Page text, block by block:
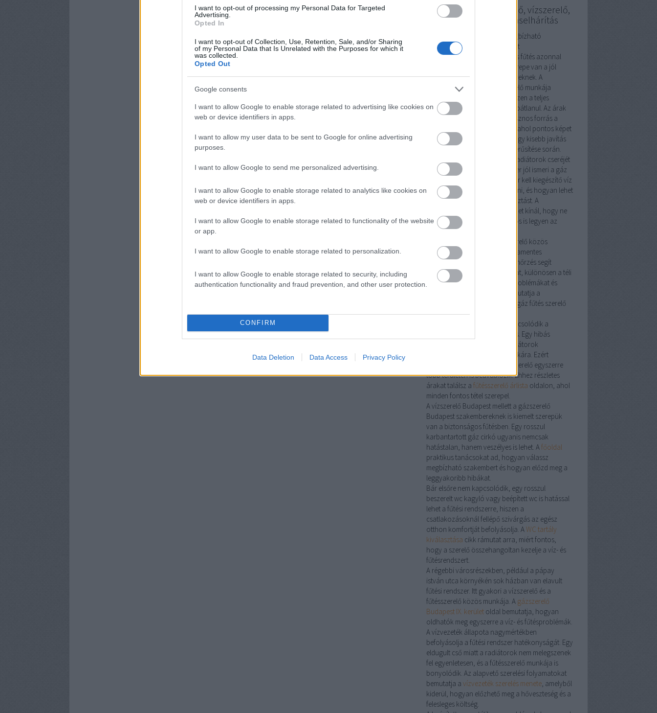
I want to opt-out of processing my Personal Data for Targeted
Advertising.
Opted In
I want to opt-out of Collection, Use, Retention, Sale, and/or Sharing
of my Personal Data that Is Unrelated with the Purposes for which it
was collected.
Opted Out
Google consents
I want to allow Google to enable storage related to advertising like cookies on
web or device identifiers in apps.
I want to allow my user data to be sent to Google for online advertising
purposes.
I want to allow Google to send me personalized advertising.
I want to allow Google to enable storage related to analytics like cookies on
web or device identifiers in apps.
I want to allow Google to enable storage related to functionality of the website
or app.
I want to allow Google to enable storage related to personalization.
I want to allow Google to enable storage related to security, including
authentication functionality and fraud prevention, and other user protection.
CONFIRM
Data Deletion Data Access Privacy Policy
Gázszerelő, fűtésszerelő, vízszerelő,
fogszabályozás, duguláselhárítás
Fűtésszerelés Budapesten: megbízható
szakemberek a meleg otthonért
A hideg hónapokban egy hibás fűtés azonnal
megmutatja, milyen fontos szerepe van a jól
képzettfűtésszerelő
szakembereknek. A
vízvezeték szerelő
vízszerelő munkája
sokszor kiegészíti egymást, hiszen a teljes
rendszer csak így működhet hibátlanul. Az árak
és munkadíjak átlátásához hasznos forrás a
, ahol pontos képet
kapsz arról, mire számíthatsz egy kisebb javítás
vagy egy teljes rendszer korszerűsítése során.
nem csupán a radiátorok cseréjét
jelenti. Egy tapasztalt szakember jól ismeri a gáz
rendszereket, tudja, mikor kell kiegészítő víz
gáz fűtésszerelő
munkát végezni, és hogyan lehet
optimalizálni az energiafogyasztást. A
oldal számos tippet kínál, hogy ne
csak meleg, hanem biztonságos is legyen az
otthonod.
fűtésszerelő közös
feladata a kazán és a cirkó hibamentes
üzemeltetése. A rendszeres ellenőrzés segít
megelőzni a meghibásodásokat, különösen a téli
szezon előtt. A leggyakoribb problémákat és
megoldásokat részletesen bemutatja a
víz gáz fűtés szerelő
feladatai is szerepelnek.
kell, gyakran kapcsolódik a
munkája a fűtési rendszerhez is. Egy hibás
hatással lehet a radiátorok
működésére és a cirkó hatásfokára. Ezért
víz gáz fűtésszerelő egyszerre
több területen is beavatkozik. Ehhez részletes
árakat találsz a fűtésszerelő árlista oldalon, ahol
minden fontos tétel szerepel.
Avízszerelő Budapest mellett a gázszerelő
Budapest szakembereknek is kiemelt szerepük
van a biztonságos fűtésben. Egy rosszul
karbantartott gáz cirkó ugyanis nemcsak
hatástalan, hanem veszélyes is lehet. Afőoldal
praktikus tanácsokat ad, hogyan válassz
megbízható szakembert és hogyan előzd meg a
leggyakoribb hibákat.
Bár elsőre nem kapcsolódik, egy rosszul
beszereltwc kagyló vagy beépített wc is hatással
lehet a fűtési rendszerre, hiszen a
csatlakozásoknál fellépő szivárgás az egész
otthon komfortját befolyásolja. AWC tartály
kiválasztása cikk rámutat arra, miért fontos,
hogy a szerelő összehangoltan kezelje a víz- és
fűtésrendszert.
A régebbi városrészekben, például a pápay
istván utca környékén sok házban van elavult
fűtési rendszer. Itt gyakori a vízszerelő és a
fűtésszerelő közös munkája. A gázszerelő
Budapest IX. kerület oldal bemutatja, hogyan
oldhatók meg egyszerre a víz- és fűtésproblémák.
Avízvezeték állapota nagymértékben
befolyásolja a fűtési rendszer hatékonyságát. Egy
eldugult cső miatt a radiátorok nem melegszenek
fel egyenletesen, és a fűtésszerelő munkája is
bonyolódik. Az alapvető szerelési folyamatokat
bemutatja a vízvezeték szerelés menete, amelyből
kiderül, hogyan előzhető meg a hőveszteség és a
felesleges költség.